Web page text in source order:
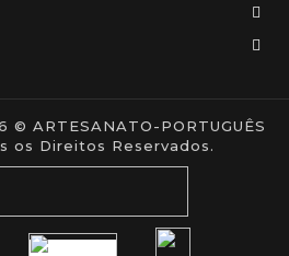
ARTESANATO-PORTUGUÊS
os Direitos Reservados.